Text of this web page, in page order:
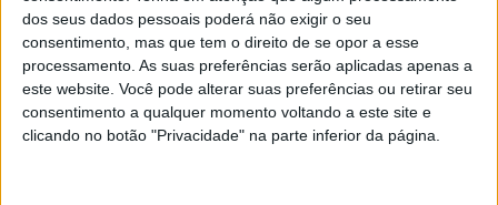
dos seus dados pessoais poderá não exigir o seu
consentimento, mas que tem o direito de se opor a esse
processamento. As suas preferências serão aplicadas apenas a
este website. Você pode alterar suas preferências ou retirar seu
consentimento a qualquer momento voltando a este site e
clicando no botão "Privacidade" na parte inferior da página.